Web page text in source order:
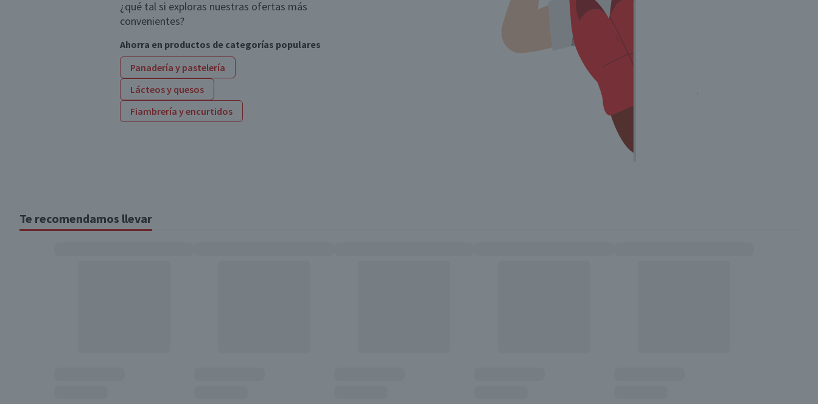
¿qué tal si exploras nuestras ofertas más
convenientes?
Ahorra en productos de categorías populares
Panadería y pastelería
Lácteos y quesos
Fiambrería y encurtidos
Te recomendamos llevar